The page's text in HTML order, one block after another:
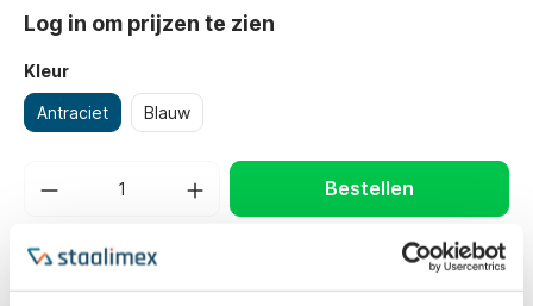
Log in om prijzen te zien
Kleur
Antraciet Blauw
Bestellen
Belangrijkste eigenschappen